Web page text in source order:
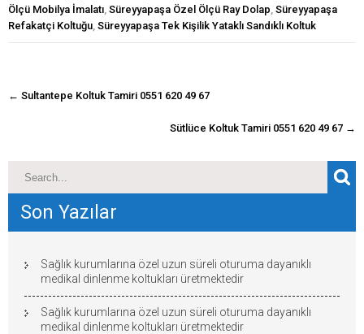
Ölçü Mobilya İmalatı Süreyyapaşa Özel Ölçü Ray Dolap Süreyyapaşa
Refakatçi Koltuğu Süreyyapaşa Tek Kişilik Yataklı Sandıklı Koltuk
navigasyon
← Sultantepe Koltuk Tamiri 0551 620 49 67
Sütlüce Koltuk Tamiri 0551 620 49 67 →
Son Yazılar
Sağlık kurumlarına özel uzun süreli oturuma dayanıklı
medikal dinlenme koltukları üretmektedir
Sağlık kurumlarına özel uzun süreli oturuma dayanıklı
medikal dinlenme koltukları üretmektedir